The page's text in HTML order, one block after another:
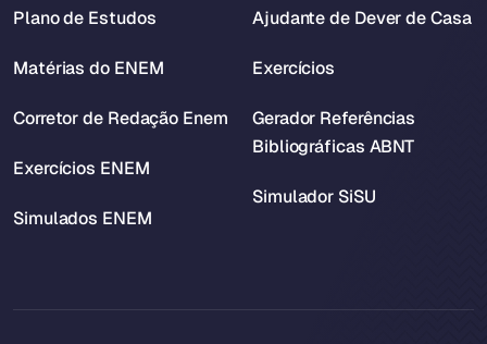
Plano de Estudos
Matérias do ENEM
Corretor de Redação Enem
Exercícios ENEM
Simulados ENEM
Ajudante de Dever de Casa
Exercícios
Gerador Referências
Bibliográficas ABNT
Simulador SiSU